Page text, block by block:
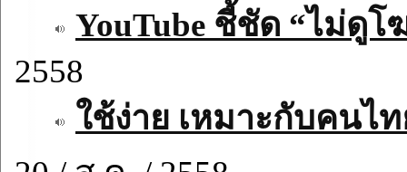
YouTube ชี้ชัด “ไม่ดู
2558
ใช้ง่าย เหมาะกับคนไ